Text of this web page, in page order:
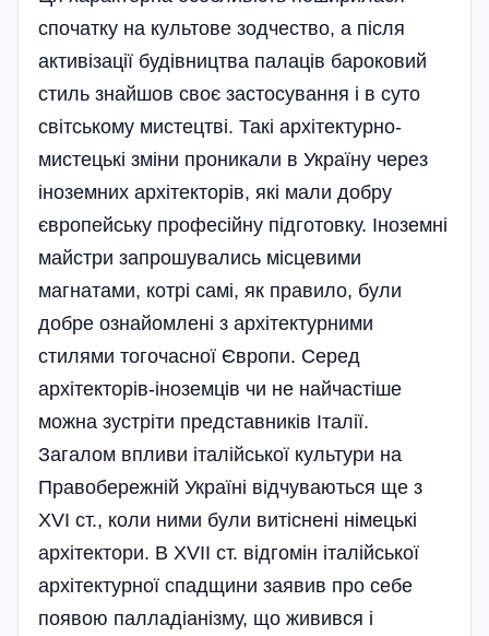
спочатку на культове зодчество, а після
активізації будівництва палаців бароковий
стиль знайшов своє застосування і в суто
світському мистецтві. Такі архітектурно-
мистецькі зміни проникали в Україну через
іноземних архітекторів, які мали добру
європейську професійну підготовку. Іноземні
майстри запрошувались місцевими
магнатами, котрі самі, як правило, були
добре ознайомлені з архітектурними
стилями тогочасної Європи. Серед
архітекторів-іноземців чи не найчастіше
можна зустріти представників Італії.
Загалом впливи італійської культури на
Правобережній Україні відчуваються ще з
ХVI ст., коли ними були витіснені німецькі
архітектори. В ХVII ст. відгомін італійської
архітектурної спадщини заявив про себе
появою палладіанізму, що живився і